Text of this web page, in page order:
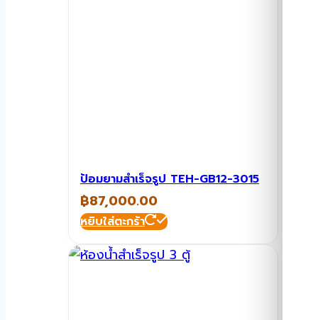
ป้อมยามสำเร็จรูป TEH-GB12-3015
฿87,000.00
หยิบใส่ตะกร้า